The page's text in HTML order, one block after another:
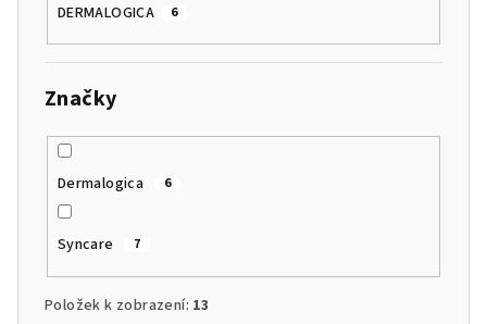
DERMALOGICA 6
Značky
Dermalogica 6
Syncare 7
Položek k zobrazení: 13